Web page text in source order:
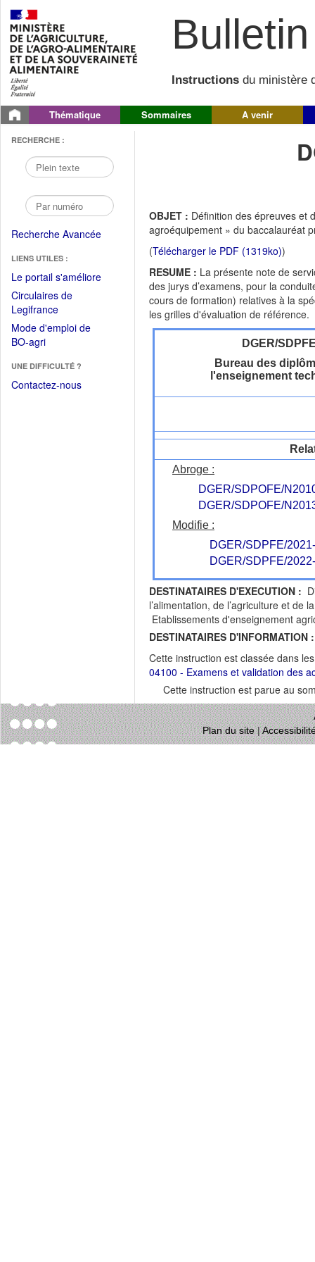
Instructions du ministère
Thématique Sommaires A venir
RECHERCHE :
Recherche Avancée
LIENS UTILES :
Le portail s'améliore(Fichier
Circulaires de
Legifrance(Ouvrir
dans
une
fenêtre)
Mode d'emploi de
BO-agri(Ouvrir
une
nouvelle
UNE DIFFICULTÉ ?
Contactez-nous
OBJET : Définition des épreuves et
agroéquipement » du baccalauréat
(Télécharger le PDF (1319ko))
RESUME : La présente note de
des jurys d’examens, pour la
cours de formation) relatives à la
les grilles d'évaluation de référence.
DGER/
Bureau des
l'enseignement
Abroge :
DGER/SDPOFE/
DGER/SDPOFE/
Modifie :
DGER/SDPFE/
DGER/SDPFE/
DESTINATAIRES D'EXECUTION :
l’alimentation, de l’agriculture et
Etablissements d'enseignement
DESTINATAIRES D'INFORMATION :
Cette instruction est classée dans
04100 - Examens et validation des
Cette instruction est parue au
Plan du site|